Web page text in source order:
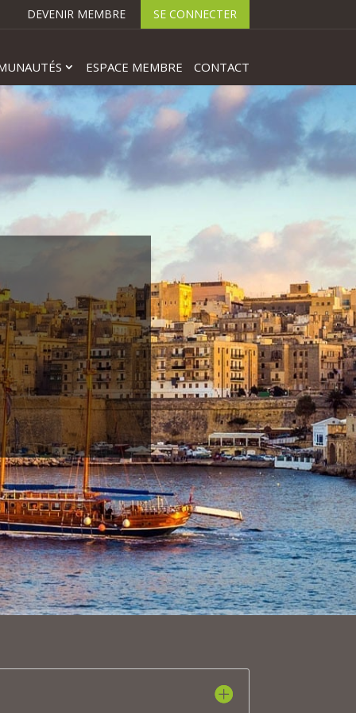
DEVENIR MEMBRE SE CONNECTER
ESPACE MEMBRE CONTACT